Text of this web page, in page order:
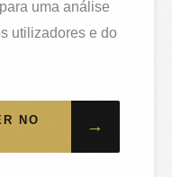
uma análise
utilizadores e do
NO
→